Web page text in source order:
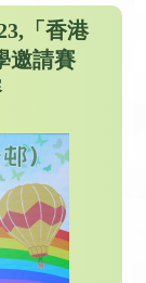
「香港
邀請賽